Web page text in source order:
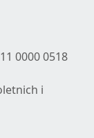
0000 0518
i